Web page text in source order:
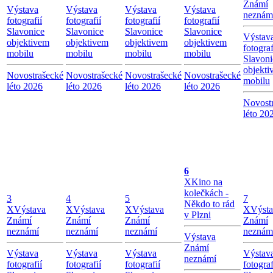
Výstava
fotografií
Slavonice
objektivem
mobilu
Novostrašecké
léto 2026
Výstava
fotografií
Slavonice
objektivem
mobilu
Novostrašecké
léto 2026
Výstava
fotografií
Slavonice
objektivem
mobilu
Novostrašecké
léto 2026
Výstava
fotografií
Slavonice
objektivem
mobilu
Novostrašecké
léto 2026
Známí
mobilu
léto
3
XVýstava
Známí
neznámí
Výstava
fotografií
4
XVýstava
Známí
neznámí
Výstava
fotografií
5
XVýstava
Známí
neznámí
Výstava
fotografií
6
XKino na
kolečkách -
Někdo to rád
v Plzni
Výstava
Známí
neznámí
7
X
Známí